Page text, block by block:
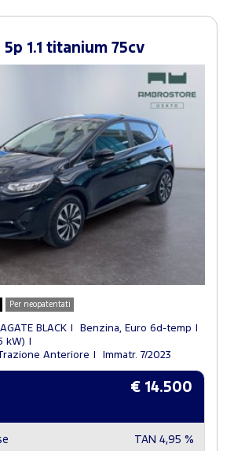
5p 1.1 titanium 75cv
Per neopatentati
AGATE BLACK
Benzina, Euro 6d-temp
kW)
Anteriore
Immatr. 7/2023
€ 14.500
TAN 4,95 %